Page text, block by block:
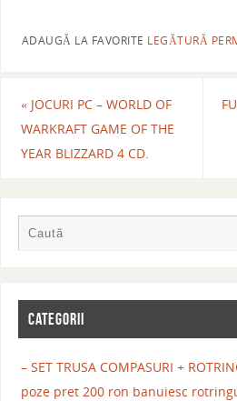
ADAUGĂ LA FAVORITE LEGĂTURĂ
«JOCURI PC – WORLD OF
WARKRAFT GAME OF THE
YEAR BLIZZARD 4 CD.
CATEGORII
– SET TRUSA COMPASURI +
poze pret 200 ron banuiesc